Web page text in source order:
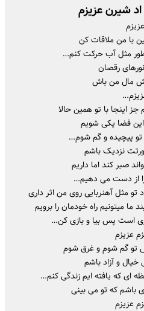
شیرن عزیزم
ﻋﺰﻳﺰم
ﺑﺎ ﻣﻦ ﻣﻠﺎﻗﺎت ﻛﻦ
ﻣﺜﻞ آب ﺣﺮﻛﺖ ﻛﻨﻢ…
رﻗﺼﺎن
ﻣﺎل ﻣﻦ ﺑﺎش
اﻳﻨﺠﺎ ﺑﺎ ﺗﻮ ﻫﻤﻴﻦ ﺣﺎﻟﺎ
ﻓﻀﺎ ﻳﻜﻰ ﺷﻮﻳﻢ
ﺗﻮ ﭘﻴﭽﻴﺪه و ﮔﻢ ﺷﻮم…
ﻧﺰدﻳﮏ ﺑﺎﺷﻢ
ﺻﺒﺮ ﻛﻨﺪ اﻣﺎ دارﻳﻢ
از دﺳﺖ ﻣﻰ دﻫﻴﻢ…
ﺗﻮ ﻣﺜﻞ آﻫﻨﺮﺑﺎﻳﻰ روی ﻣﻦ اﺛﺮ داری
میتونیم راه ﺧﻮدﻣﺎن را ﺑﺮوﻳﻢ
اﺳﺖ ﭘﺲ ﺑﻴﺎ و ﺑﺎزی ﻛﻦ…
ﻋﺰﻳﺰم
ﺗﻮ ﮔﻢ ﺷﻮم و ﻏﺮق ﺷﻮم
و آزاد ﺑﺎﺷﻢ
ای ﻛﻪ ﻳﺎﻓﺘﻪ اﻳﻢ زﻧﺪﮔﻰ ﻛﻨﻢ…
ﺑﺎﺷﻢ ﻛﻪ ﺗﻮ ﻣﻰ ﺑﻴﻨﻰ
ﻋﺰﻳﺰم